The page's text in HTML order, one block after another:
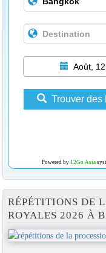
Août, 12
Trouver des
Powered by 12Go Asia
RÉPÉTITIONS DE
ROYALES 2026 À